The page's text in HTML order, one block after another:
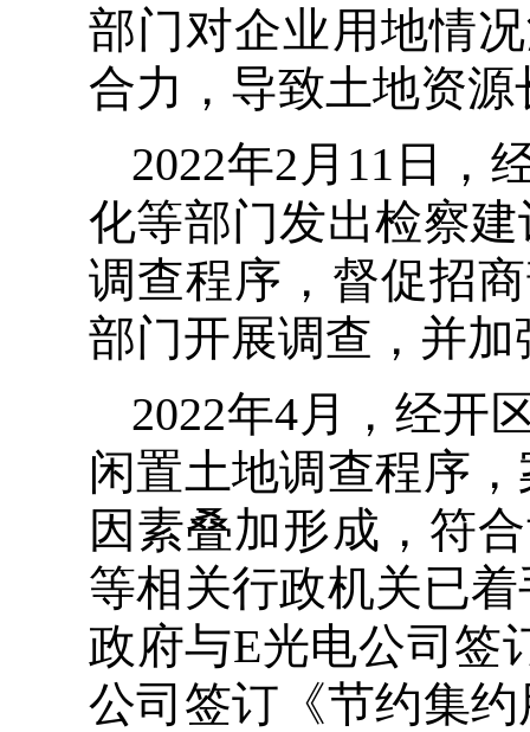
部门对企业用地情
合力，导致土地资
2022年2月11日，
化等部门发出检察
调查程序，督促招
部门开展调查，并
2022年4月，经开
闲置土地调查程序
因素叠加形成，符
等相关行政机关已
政府与E光电公司签
公司签订《节约集